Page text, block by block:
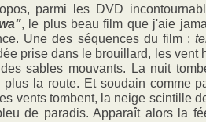
parmi les DVD
, le plus beau film que j'aie
Une des séquences du film :
prise dans le brouillard, les vent
sables mouvants. La nuit
plus la route. Et soudain comme
vents tombent, la neige scintille
de paradis. Apparaît alors la